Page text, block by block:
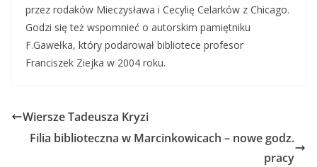
przez rodaków Mieczysława i Cecylię Celarków z Chicago.
Godzi się też wspomnieć o autorskim pamiętniku
F.Gawełka, który podarował bibliotece profesor
Franciszek Ziejka w 2004 roku.
Wiersze Tadeusza Kryzi
Filia biblioteczna w Marcinkowicach – nowe godz.
pracy